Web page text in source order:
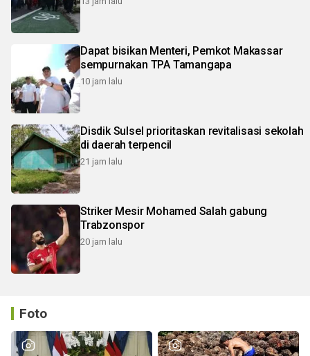
Dapat bisikan Menteri, Pemkot Makassar
sempurnakan TPA Tamangapa
10 jam lalu
Disdik Sulsel prioritaskan revitalisasi sekolah
di daerah terpencil
21 jam lalu
Striker Mesir Mohamed Salah gabung
Trabzonspor
20 jam lalu
Foto